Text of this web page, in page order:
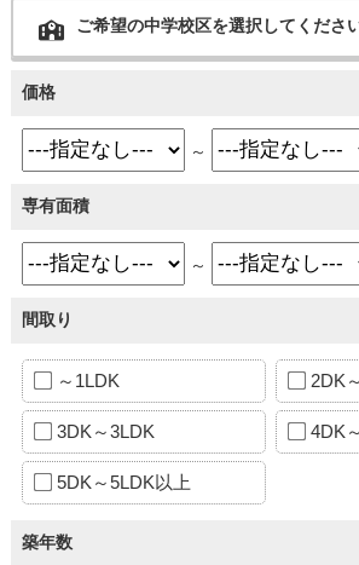
ご希望の中学校区を選択してくださ
価格
～
専有面積
～
間取り
～1LDK 2DK
3DK～3LDK 4DK
5DK～5LDK以上
築年数